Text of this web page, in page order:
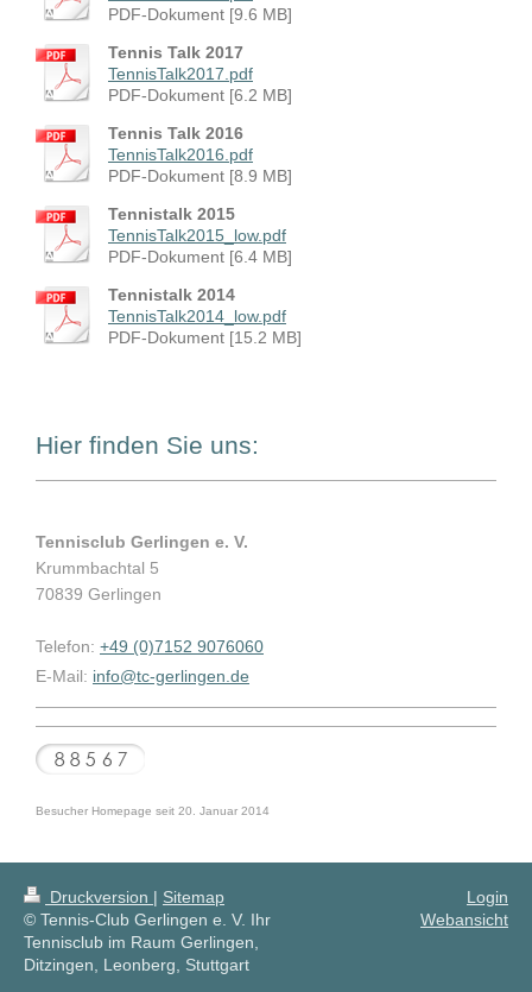
PDF-Dokument [9.6 MB]
Tennis Talk 2017
TennisTalk2017.pdf
PDF-Dokument [6.2 MB]
Tennis Talk 2016
TennisTalk2016.pdf
PDF-Dokument [8.9 MB]
Tennistalk 2015
TennisTalk2015_low.pdf
PDF-Dokument [6.4 MB]
Tennistalk 2014
TennisTalk2014_low.pdf
PDF-Dokument [15.2 MB]
Hier finden Sie uns:
Tennisclub Gerlingen e. V.
Krummbachtal 5
70839 Gerlingen
Telefon: +49 (0)7152 9076060
E-Mail: info@tc-gerlingen.de
Besucher Homepage seit 20. Januar 2014
Druckversion | Sitemap
© Tennis-Club Gerlingen e. V. Ihr
Tennisclub im Raum Gerlingen,
Ditzingen, Leonberg, Stuttgart
Login
Webansicht